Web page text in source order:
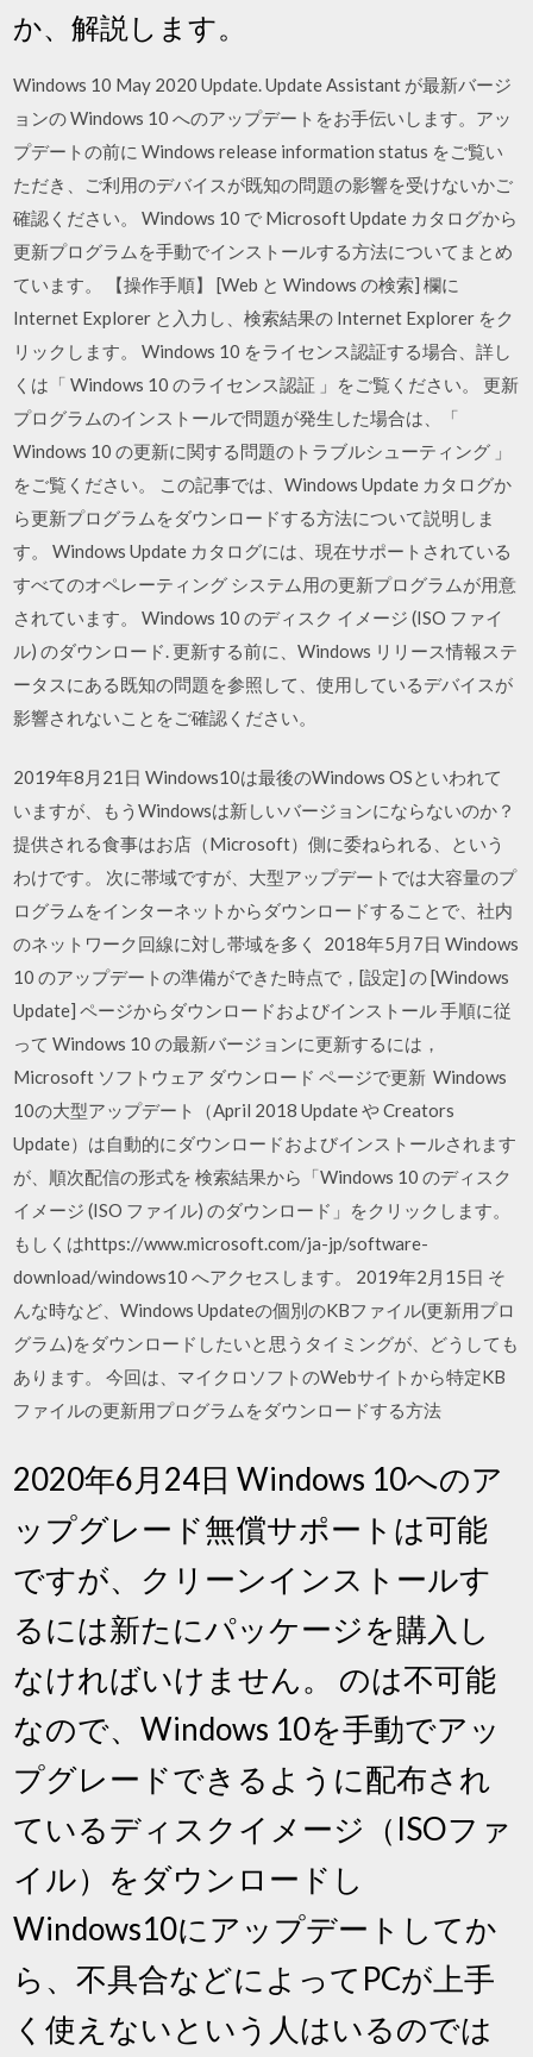
か、解説します。
Windows 10 May 2020 Update. Update Assistant が最新バージ
ョンの Windows 10 へのアップデートをお手伝いします。アッ
プデートの前に Windows release information status をご覧い
ただき、ご利用のデバイスが既知の問題の影響を受けないかご
確認ください。 Windows 10 で Microsoft Update カタログから
更新プログラムを手動でインストールする方法についてまとめ
ています。 【操作手順】 [Web と Windows の検索] 欄に
Internet Explorer と入力し、検索結果の Internet Explorer をク
リックします。 Windows 10 をライセンス認証する場合、詳し
くは「 Windows 10 のライセンス認証 」をご覧ください。 更新
プログラムのインストールで問題が発生した場合は、「
Windows 10 の更新に関する問題のトラブルシューティング 」
をご覧ください。 この記事では、Windows Update カタログか
ら更新プログラムをダウンロードする方法について説明しま
す。 Windows Update カタログには、現在サポートされている
すべてのオペレーティング システム用の更新プログラムが用意
されています。 Windows 10 のディスク イメージ (ISO ファイ
ル) のダウンロード. 更新する前に、Windows リリース情報ステ
ータスにある既知の問題を参照して、使用しているデバイスが
影響されないことをご確認ください。
2019年8月21日 Windows10は最後のWindows OSといわれて
いますが、もうWindowsは新しいバージョンにならないのか？
提供される食事はお店（Microsoft）側に委ねられる、という
わけです。 次に帯域ですが、大型アップデートでは大容量のプ
ログラムをインターネットからダウンロードすることで、社内
のネットワーク回線に対し帯域を多く 2018年5月7日 Windows
10 のアップデートの準備ができた時点で，[設定] の [Windows
Update] ページからダウンロードおよびインストール 手順に従
って Windows 10 の最新バージョンに更新するには，
Microsoft ソフトウェア ダウンロード ページで更新 Windows
10の大型アップデート（April 2018 Update や Creators
Update）は自動的にダウンロードおよびインストールされます
が、順次配信の形式を 検索結果から「Windows 10 のディスク
イメージ (ISO ファイル) のダウンロード」をクリックします。
もしくはhttps://www.microsoft.com/ja-jp/software-
download/windows10 へアクセスします。 2019年2月15日 そ
んな時など、Windows Updateの個別のKBファイル(更新用プロ
グラム)をダウンロードしたいと思うタイミングが、どうしても
あります。 今回は、マイクロソフトのWebサイトから特定KB
ファイルの更新用プログラムをダウンロードする方法
2020年6月24日 Windows 10へのア
ップグレード無償サポートは可能
ですが、クリーンインストールす
るには新たにパッケージを購入し
なければいけません。 のは不可能
なので、Windows 10を手動でアッ
プグレードできるように配布され
ているディスクイメージ（ISOファ
イル）をダウンロードし
Windows10にアップデートしてか
ら、不具合などによってPCが上手
く使えないという人はいるのでは